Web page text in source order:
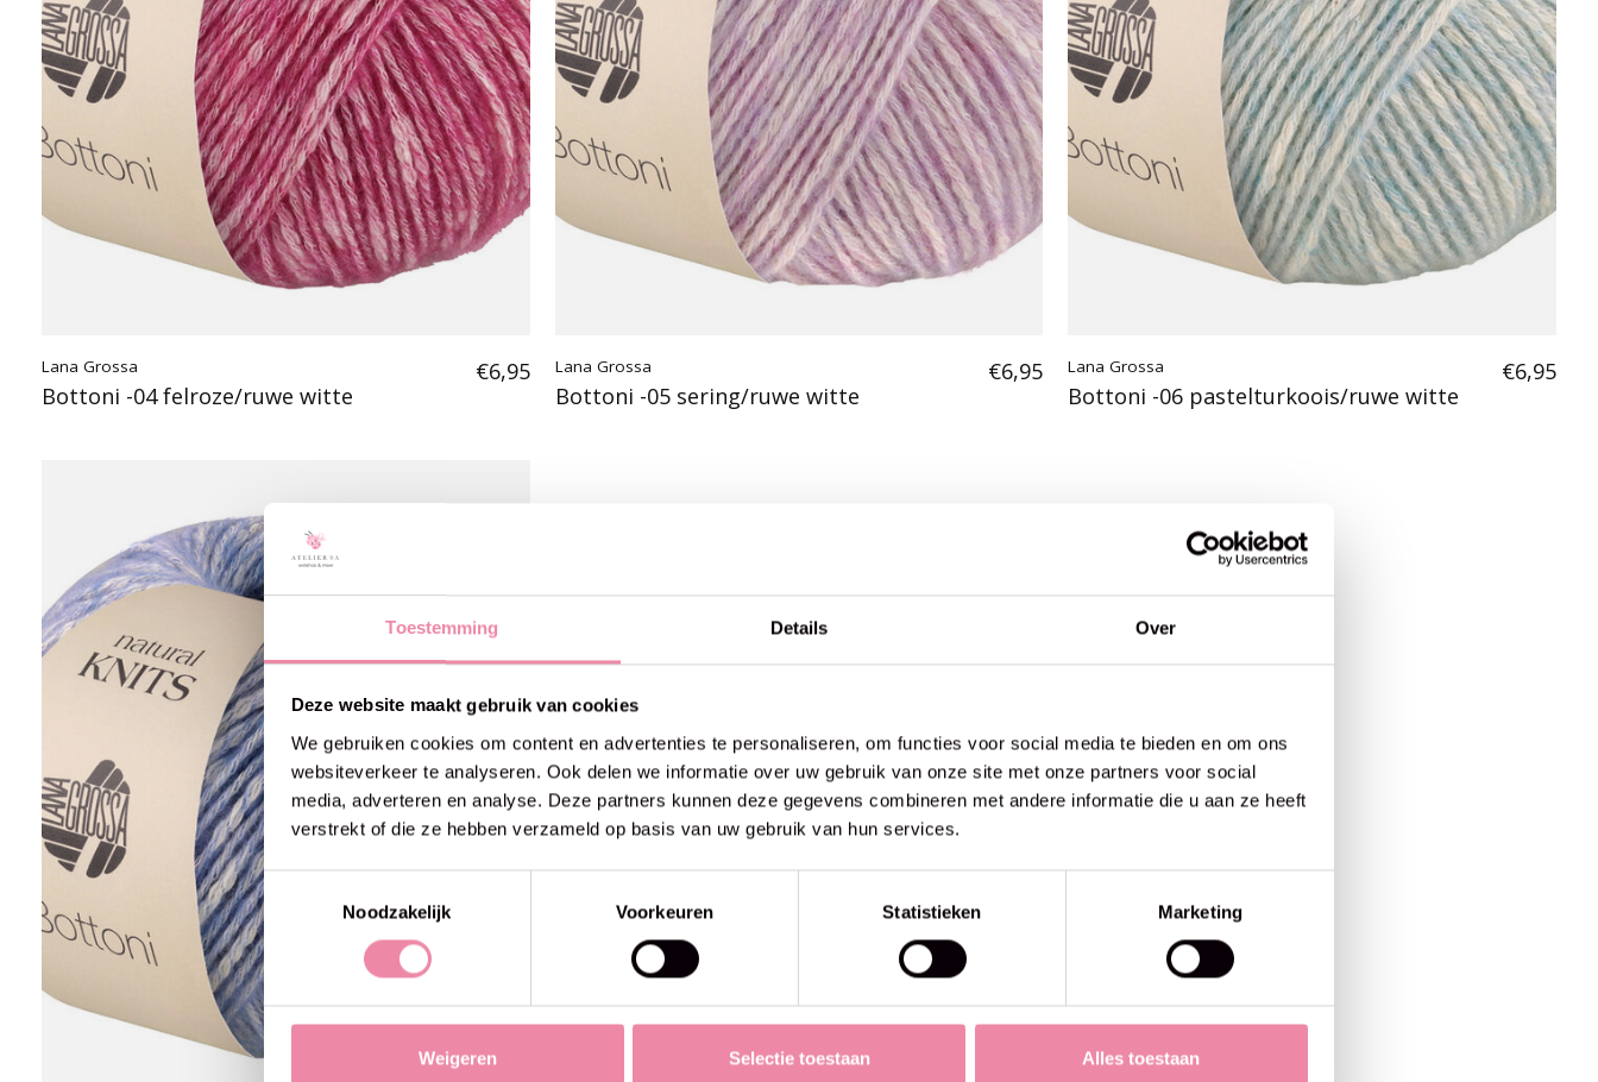
Toestemming Details Over
Deze website maakt gebruik van cookies
We gebruiken cookies om content en advertenties te personaliseren, om functies voor social media te bieden en om ons
websiteverkeer te analyseren. Ook delen we informatie over uw gebruik van onze site met onze partners voor social
media, adverteren en analyse. Deze partners kunnen deze gegevens combineren met andere informatie die u aan ze heeft
verstrekt of die ze hebben verzameld op basis van uw gebruik van hun services.
Toestemmingsselectie
Noodzakelijk
Voorkeuren Statistieken Marketing
Weigeren Selectie toestaan Alles toestaan
Lana Grossa
Bottoni -04 felroze/ruwe witte
€6,95 Lana Grossa
Bottoni -05 sering/ruwe witte
€6,95 Lana Grossa
Bottoni -06 pastelturkoois/ruwe witte
€6,95